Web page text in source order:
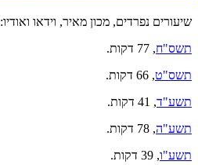
שיעורים נפרדים, מכון מאיר, וידאו ואודיו:
תשס"ח, 77 דקות.
תשס"ט, 66 דקות.
תשע"ד, 41 דקות.
תשע"ה, 78 דקות.
תשע"ו, 39 דקות.